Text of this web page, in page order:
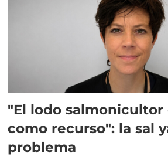
"El lodo salmonicultor
como recurso": la sal
problema